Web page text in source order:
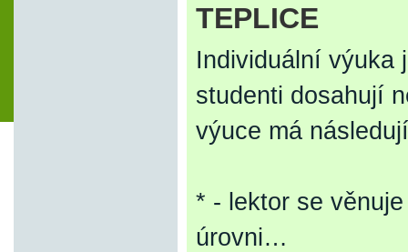
TEPLICE
Individuální výuka
studenti dosahují
výuce má
* - lektor se
úrovni…